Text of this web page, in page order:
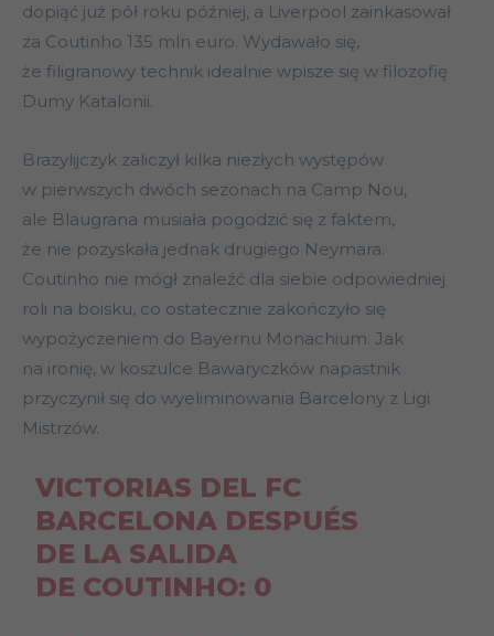
dopiąć już pół roku później, a Liverpool zainkasował
za Coutinho 135 mln euro. Wydawało się,
że filigranowy technik idealnie wpisze się w filozofię
Dumy Katalonii.
Brazylijczyk zaliczył kilka niezłych występów
w pierwszych dwóch sezonach na Camp Nou,
ale Blaugrana musiała pogodzić się z faktem,
że nie pozyskała jednak drugiego Neymara.
Coutinho nie mógł znaleźć dla siebie odpowiedniej
roli na boisku, co ostatecznie zakończyło się
wypożyczeniem do Bayernu Monachium. Jak
na ironię, w koszulce Bawaryczków napastnik
przyczynił się do wyeliminowania Barcelony z Ligi
Mistrzów.
VICTORIAS DEL FC
BARCELONA DESPUÉS
DE LA SALIDA
DE COUTINHO: 0